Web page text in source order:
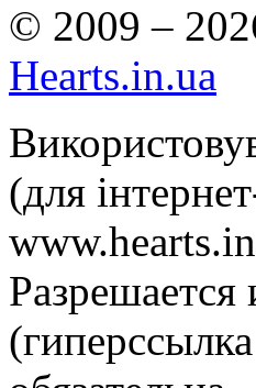
© 2009 –
Hearts.in.ua
(для
Разрешается